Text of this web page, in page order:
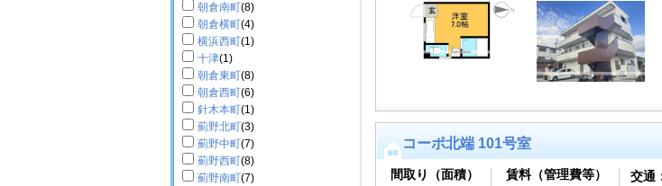
朝倉南町(8)
朝倉横町(4)
横浜西町(1)
十津(1)
朝倉東町(8)
朝倉西町(6)
針木本町(1)
薊野北町(3)
薊野中町(7)
薊野西町(8)
薊野南町(7)
コーポ北端 101号室
間取り（面積） 賃料（管理費等） 交通